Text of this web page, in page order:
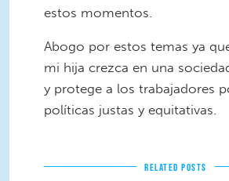
estos momentos.
Abogo por estos temas ya
mi hija crezca en una
y protege a los trabajadores
políticas justas y equitativas.
RELATED POSTS